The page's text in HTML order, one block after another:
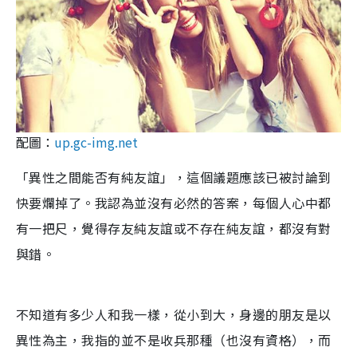
配圖： up.gc-img.net
「異性之間能否有純友誼」，這個議題應該已被討論到
快要爛掉了。我認為並沒有必然的答案，每個人心中都
有一把尺，覺得存友純友誼或不存在純友誼，都沒有對
與錯。
不知道有多少人和我一樣，從小到大，身邊的朋友是以
異性為主，我指的並不是收兵那種（也沒有資格），而